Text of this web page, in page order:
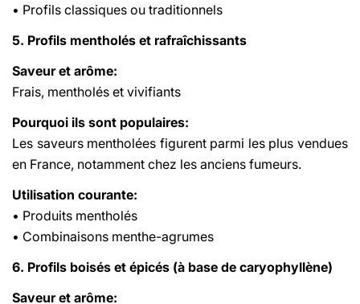
• Profils classiques ou traditionnels
5. Profils mentholés et rafraîchissants
Saveur et arôme:
Frais, mentholés et vivifiants
Pourquoi ils sont populaires:
Les saveurs mentholées figurent parmi les plus vendues
en France, notamment chez les anciens fumeurs.
Utilisation courante:
• Produits mentholés
• Combinaisons menthe-agrumes
6. Profils boisés et épicés (à base de caryophyllène)
Saveur et arôme: